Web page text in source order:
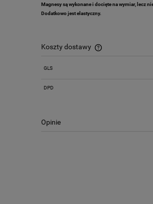
Magnesy są wykonane i docięte na wymiar, lecz
Dodatkowo jest elastyczny.
Koszty dostawy
GLS
DPD
Opinie